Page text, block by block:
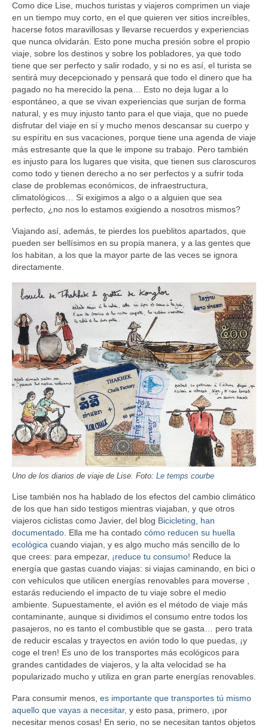
Como dice Lise, muchos turistas y viajeros comprimen un viaje
en un tiempo muy corto, en el que quieren ver sitios increíbles,
hacerse fotos maravillosas y llevarse recuerdos y experiencias
que nunca olvidarán. Esto pone mucha presión sobre el propio
viaje, sobre los destinos y sobre los pobladores, ya que todo
tiene que ser perfecto y salir rodado, y si no es así, el turista se
sentirá muy decepcionado y pensará que todo el dinero que ha
pagado no ha merecido la pena… Esto no deja lugar a lo
espontáneo, a que se vivan experiencias que surjan de forma
natural, y es muy injusto tanto para el que viaja, que no puede
disfrutar del viaje en sí y mucho menos descansar su cuerpo y
su espíritu en sus vacaciones, porque tiene una agenda de viaje
más estresante que la que le impone su trabajo. Pero también
es injusto para los lugares que visita, que tienen sus claroscuros
como todo y tienen derecho a no ser perfectos y a sufrir toda
clase de problemas económicos, de infraestructura,
climatológicos… Si exigimos a algo o a alguien que sea
perfecto, ¿no nos lo estamos exigiendo a nosotros mismos?
Viajando así, además, te pierdes los pueblitos apartados, que
pueden ser bellísimos en su propia manera, y a las gentes que
los habitan, a los que la mayor parte de las veces se ignora
directamente.
Uno de los diarios de viaje de Lise. Foto: Le temps courbe
Lise también nos ha hablado de los efectos del cambio climático
de los que han sido testigos mientras viajaban, y que otros
viajeros ciclistas como Javier, del blog Bicicleting, han
documentado. Ella me ha contado cómo reducen su huella
ecológica cuando viajan, y es algo mucho más sencillo de lo
que crees: para empezar, ¡reduce tu consumo! Reduce la
energía que gastas cuando viajas: si viajas caminando, en bici o
con vehículos que utilicen energías renovables para moverse ,
estarás reduciendo el impacto de tu viaje sobre el medio
ambiente. Supuestamente, el avión es el método de viaje más
contaminante, aunque si dividimos el consumo entre todos los
pasajeros, no es tanto el combustible que se gasta… pero trata
de reducir escalas y trayectos en avión todo lo que puedas, ¡y
coge el tren! Es uno de los transportes más ecológicos para
grandes cantidades de viajeros, y la alta velocidad se ha
popularizado mucho y utiliza en gran parte energías renovables.
Para consumir menos, es importante que transportes tú mismo
aquello que vayas a necesitar, y esto pasa, primero, ¡por
necesitar menos cosas! En serio, no se necesitan tantos objetos